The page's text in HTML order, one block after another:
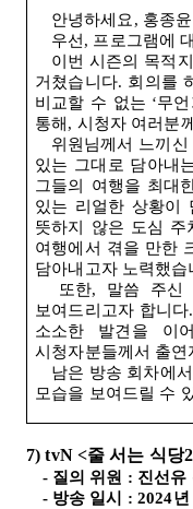
안녕하세요 , 홍종
우선 , 프로그램에
이번 시즌의 목적
거쳤습니다. 회의를
비교할 수 없는 ‘무
통해 , 시청자 여러분
위원님께서 느끼신
있는 그대로 담아내
그들의 여행을 최대
있는 리얼한 상황이
뜻하지 않은 도심
여행에서 겪을 만한
담아내고자 노력했습
또한, 말씀 주신
보여드리고자 합니다.
소소한 발견을 이
시청자분들께서 출
남은 방송 회차에
모습을 보여드릴 수
7) tvN <줄 서는 식당
- 질의 위원 : 진선유
- 방송 일시 : 2024년